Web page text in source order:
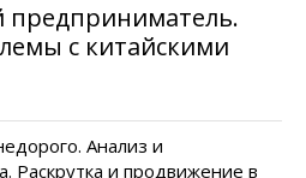
с китайскими
Анализ и
Раскрутка и продвижение в